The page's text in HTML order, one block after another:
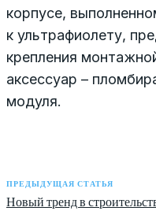
корпусе,
к ультрафиолету,
крепления
аксессуар –
модуля.
ПРЕДЫДУЩАЯ СТАТЬЯ
Новый тренд в